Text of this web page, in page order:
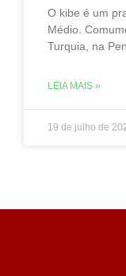
O kibe é um
Médio.
Turquia, na
LEIA MAIS »
19 de julho de